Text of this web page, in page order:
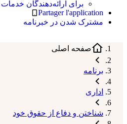
برای ارائه‌دهندگان خدمات AGIR
Partager l'application
مشترک شدن در خبرنامه
صفحه اصلی
برنامه
اداری
شناختن و دفاع از حقوق خود